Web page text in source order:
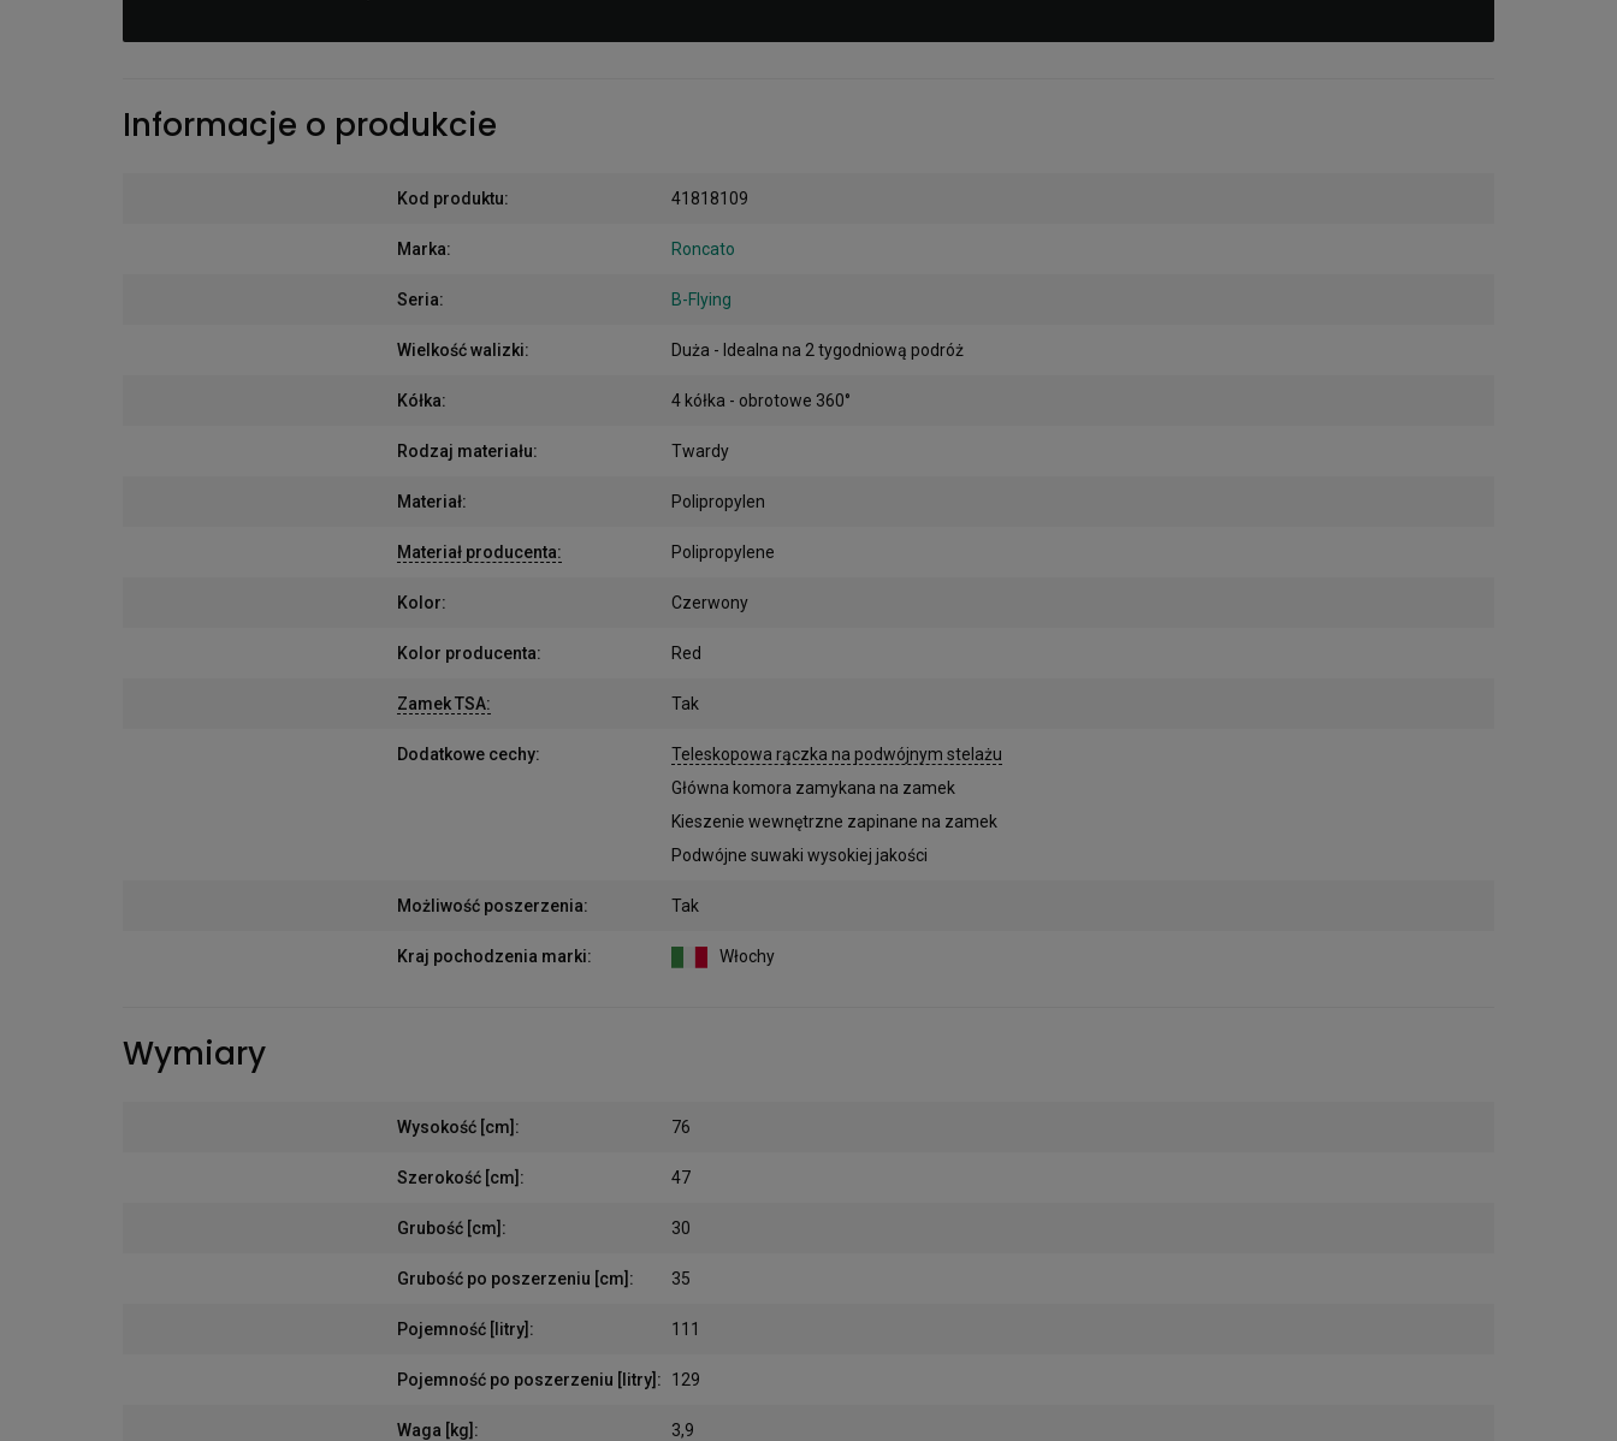
Informacje o produkcie
Kod produktu: 41818109
Marka: Roncato
Seria: B-Flying
Wielkość walizki: Duża - Idealna na 2 tygodniową podróż
Kółka: 4 kółka - obrotowe 360°
Rodzaj materiału: Twardy
Materiał: Polipropylen
Materiał producenta: Polipropylene
Kolor: Czerwony
Kolor producenta: Red
Zamek TSA: Tak
Dodatkowe cechy:
Teleskopowa rączka na podwójnym stelażu
Główna komora zamykana na zamek
Kieszenie wewnętrzne zapinane na zamek
Podwójne suwaki wysokiej jakości
Możliwość poszerzenia: Tak
Kraj pochodzenia marki: Włochy
Wymiary
Wysokość [cm] : 76
Szerokość [cm] : 47
Grubość [cm] : 30
Grubość po poszerzeniu [cm] : 35
Pojemność [litry] : 111
Pojemność po poszerzeniu [litry] : 129
Waga [kg] : 3,9